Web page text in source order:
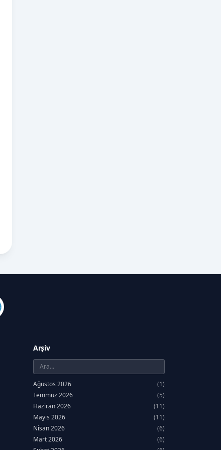
Arşiv
Ağustos 2026
(1)
Temmuz 2026
(5)
Haziran 2026
(11)
Mayıs 2026
(11)
Nisan 2026
(6)
Mart 2026
(6)